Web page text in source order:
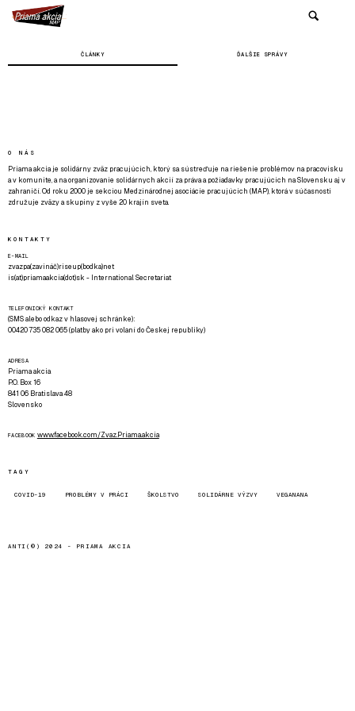
ČLÁNKY ĎALŠIE SPRÁVY
O NÁS
Priama akcia je solidárny zväz pracujúcich, ktorý sa sústreďuje na riešenie problémov na pracovisku
a v komunite, a na organizovanie solidárnych akcií za práva a požiadavky pracujúcich na Slovensku aj v
zahraničí. Od roku 2000 je sekciou Medzinárodnej asociácie pracujúcich (MAP), ktorá v súčasnosti
združuje zväzy a skupiny z vyše 20 krajín sveta.
KONTAKTY
E-MAIL
zvazpa(zavináč)riseup(bodka)net
is(at)priamaakcia(dot)sk - International Secretariat
TELEFONICKÝ KONTAKT
(SMS alebo odkaz v hlasovej schránke):
00420 735 082 065 (platby ako pri volaní do Českej republiky)
ADRESA
Priama akcia
P.O. Box 16
841 06 Bratislava 48
Slovensko
FACEBOOK www.facebook.com/Zvaz.Priama.akcia
TAGY
COVID-19 PROBLÉMY V PRÁCI ŠKOLSTVO SOLIDÁRNE VÝZVY VEGANANA
ANTI(©) 2024 - PRIAMA AKCIA